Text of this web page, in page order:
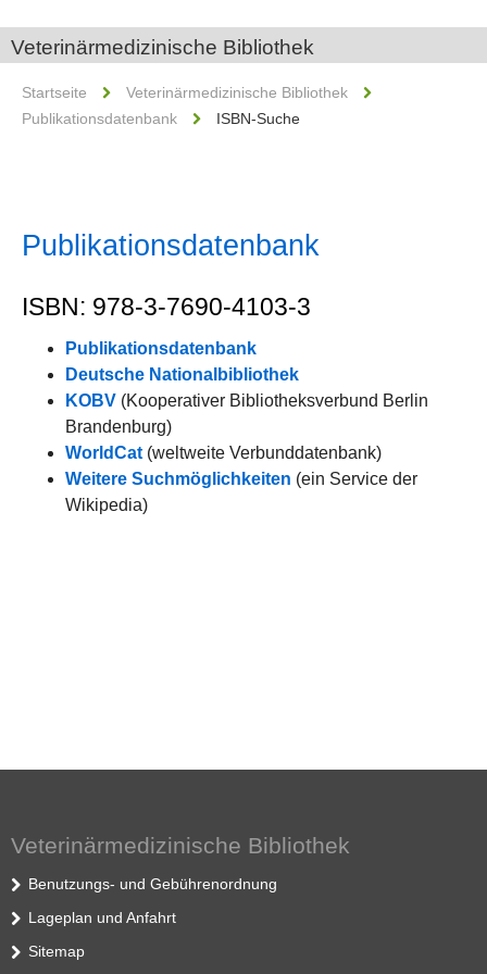
Veterinärmedizinische Bibliothek
Startseite
Veterinärmedizinische Bibliothek
Publikationsdatenbank
ISBN-Suche
Publikationsdatenbank
ISBN: 978-3-7690-4103-3
Publikationsdatenbank
Deutsche Nationalbibliothek
KOBV (Kooperativer Bibliotheksverbund Berlin
Brandenburg)
WorldCat (weltweite Verbunddatenbank)
Weitere Suchmöglichkeiten (ein Service der
Wikipedia)
Veterinärmedizinische Bibliothek
Benutzungs- und Gebührenordnung
Lageplan und Anfahrt
Sitemap